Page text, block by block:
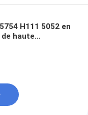
H111 5052 en
haute